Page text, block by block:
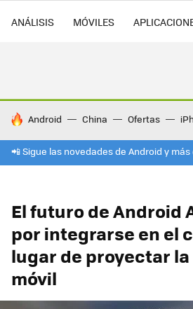
ANÁLISIS MÓVILES
HOY SE HABLA DE
Android China Ofertas
📲 Sigue las novedades de Android y
El futuro de Android
por integrarse en el
lugar de proyectar
móvil